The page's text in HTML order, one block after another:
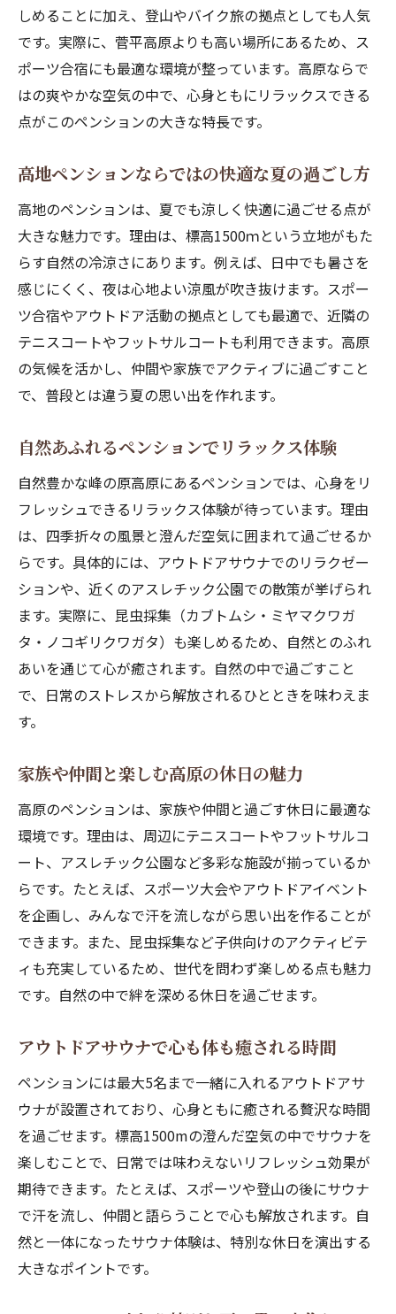
ン時間
休日に心身を癒すサウナ活用法をご紹介
涼しい高地でリフレッシュする方法
標高1500mペンションで快適な夏を過ごす
コツ
高地ペンションで味わう心地よい朝時間の
魅力
自然に囲まれたペンションで深呼吸リフレ
ッシュ
スポーツや散策で体を動かす休日の過ごし
方
涼しい高原でゆっくり過ごすペンションの
楽しみ
高地でのんびりできるペンションのおすす
スポーツ合宿に最適なペンションの魅力とは
峰の原のペンションが合宿に人気の理由
テニスやフットサルも楽しめるペンション
環境
標高の高いペンションで強化合宿を体験
大会やイベント参加にも最適なペンション
施設
グループ利用に嬉しい広々としたペンショ
ン空間
スポーツ仲間と絆を深めるペンション合宿
登山やバイク旅の立ち寄りに選ばれる理由
の魅力
バイク旅の立ち寄りスポットに最適なペン
ション
ロードバイクに人気の峰の原の坂道体験
アウトドアと相性抜群のペンション滞在方
法
旅の疲れを癒すペンションのくつろぎ空間
ョン
家族で楽しむ昆虫採集と自然遊びの提案
ペンション近くの公園で昆虫採集体験を満
喫
家族連れに最適な自然豊かな遊び場の魅力
カブトムシやクワガタ採集が楽しめるペン
ション
アスレチック公園で思い切り遊ぶ休日の提
案
親子で自然体験ができるペンションの過ご
しめることに加え、登山やバイク旅の拠点としても人気
です。実際に、菅平高原よりも高い場所にあるため、ス
ポーツ合宿にも最適な環境が整っています。高原ならで
はの爽やかな空気の中で、心身ともにリラックスできる
点がこのペンションの大きな特長です。
高地ペンションならではの快適な夏の過ごし方
高地のペンションは、夏でも涼しく快適に過ごせる点が
大きな魅力です。理由は、標高1500ｍという立地がもた
らす自然の冷涼さにあります。例えば、日中でも暑さを
感じにくく、夜は心地よい涼風が吹き抜けます。スポー
ツ合宿やアウトドア活動の拠点としても最適で、近隣の
テニスコートやフットサルコートも利用できます。高原
の気候を活かし、仲間や家族でアクティブに過ごすこと
で、普段とは違う夏の思い出を作れます。
自然あふれるペンションでリラックス体験
自然豊かな峰の原高原にあるペンションでは、心身をリ
フレッシュできるリラックス体験が待っています。理由
は、四季折々の風景と澄んだ空気に囲まれて過ごせるか
らです。具体的には、アウトドアサウナでのリラクゼー
ションや、近くのアスレチック公園での散策が挙げられ
ます。実際に、昆虫採集（カブトムシ・ミヤマクワガ
タ・ノコギリクワガタ）も楽しめるため、自然とのふれ
あいを通じて心が癒されます。自然の中で過ごすこと
で、日常のストレスから解放されるひとときを味わえま
す。
家族や仲間と楽しむ高原の休日の魅力
高原のペンションは、家族や仲間と過ごす休日に最適な
環境です。理由は、周辺にテニスコートやフットサルコ
ート、アスレチック公園など多彩な施設が揃っているか
らです。たとえば、スポーツ大会やアウトドアイベント
を企画し、みんなで汗を流しながら思い出を作ることが
できます。また、昆虫採集など子供向けのアクティビテ
ィも充実しているため、世代を問わず楽しめる点も魅力
です。自然の中で絆を深める休日を過ごせます。
アウトドアサウナで心も体も癒される時間
ペンションには最大5名まで一緒に入れるアウトドアサ
ウナが設置されており、心身ともに癒される贅沢な時間
を過ごせます。標高1500mの澄んだ空気の中でサウナを
楽しむことで、日常では味わえないリフレッシュ効果が
期待できます。たとえば、スポーツや登山の後にサウナ
で汗を流し、仲間と語らうことで心も解放されます。自
然と一体になったサウナ体験は、特別な休日を演出する
大きなポイントです。